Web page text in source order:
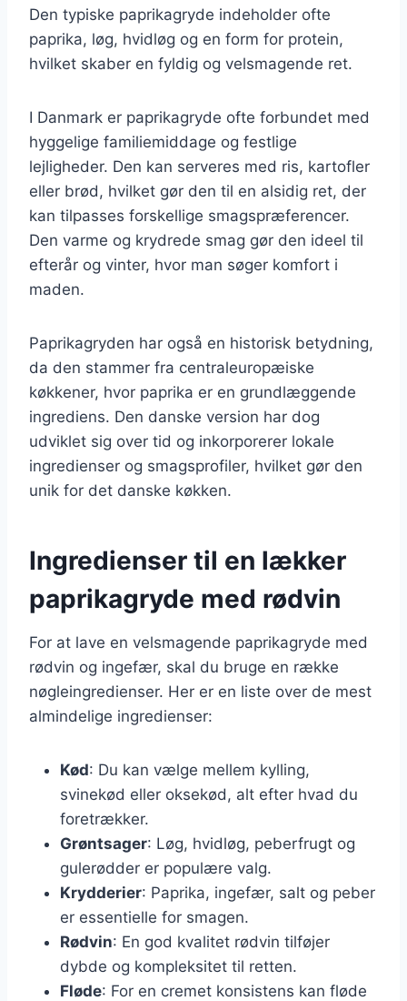
Den typiske paprikagryde indeholder ofte
paprika, løg, hvidløg og en form for protein,
hvilket skaber en fyldig og velsmagende ret.
I Danmark er paprikagryde ofte forbundet med
hyggelige familiemiddage og festlige
lejligheder. Den kan serveres med ris, kartofler
eller brød, hvilket gør den til en alsidig ret, der
kan tilpasses forskellige smagspræferencer.
Den varme og krydrede smag gør den ideel til
efterår og vinter, hvor man søger komfort i
maden.
Paprikagryden har også en historisk betydning,
da den stammer fra centraleuropæiske
køkkener, hvor paprika er en grundlæggende
ingrediens. Den danske version har dog
udviklet sig over tid og inkorporerer lokale
ingredienser og smagsprofiler, hvilket gør den
unik for det danske køkken.
Ingredienser til en lækker
paprikagryde med rødvin
For at lave en velsmagende paprikagryde med
rødvin og ingefær, skal du bruge en række
nøgleingredienser. Her er en liste over de mest
almindelige ingredienser:
Kød: Du kan vælge mellem kylling,
svinekød eller oksekød, alt efter hvad du
foretrækker.
Grøntsager: Løg, hvidløg, peberfrugt og
gulerødder er populære valg.
Krydderier: Paprika, ingefær, salt og peber
er essentielle for smagen.
Rødvin: En god kvalitet rødvin tilføjer
dybde og kompleksitet til retten.
Fløde: For en cremet konsistens kan fløde